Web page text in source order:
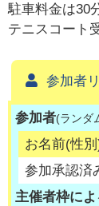
駐車料金は30
テニスコート
参加者
参加者(ランダ
お名前(性
参加承認済
主催者枠に